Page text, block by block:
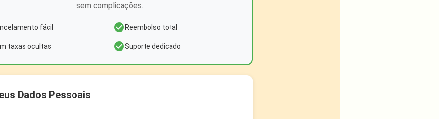
sem complicações.
fácil check_circleReembolso total
taxas ocultas check_circleSuporte dedicado
Dados Pessoais